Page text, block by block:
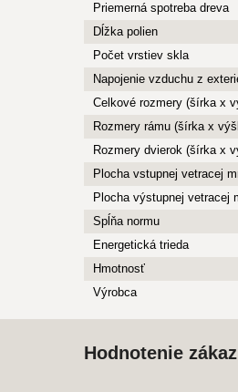
Priemerná spotreba dreva
Dĺžka polien
Počet vrstiev skla
Napojenie vzduchu z
Celkové rozmery (šírka x
Rozmery rámu (šírka x
Rozmery dvierok (šírka x
Plocha vstupnej vetracej
Plocha výstupnej vetracej
Spĺňa normu
Energetická trieda
Hmotnosť
Výrobca
Hodnotenie